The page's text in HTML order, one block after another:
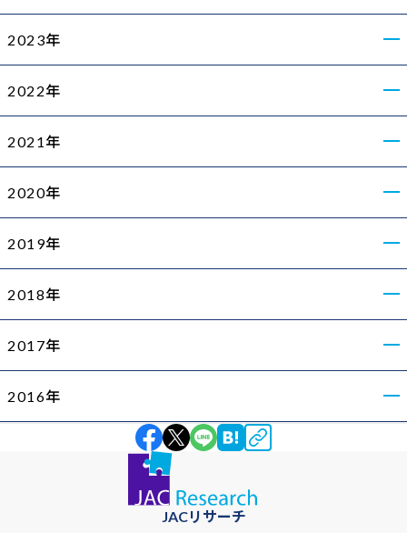
2023年
2022年
2021年
2020年
2019年
2018年
2017年
2016年
JACリサーチ